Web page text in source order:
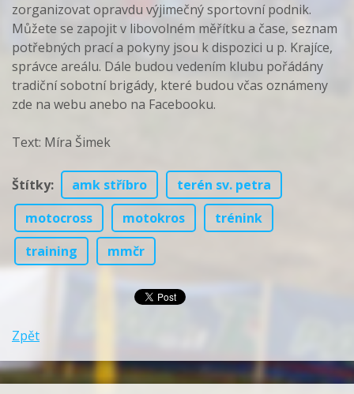
zorganizovat opravdu výjimečný sportovní podnik.
Můžete se zapojit v libovolném měřítku a čase, seznam
potřebných prací a pokyny jsou k dispozici u p. Krajíce,
správce areálu. Dále budou vedením klubu pořádány
tradiční sobotní brigády, které budou včas oznámeny
zde na webu anebo na Facebooku.
Text: Míra Šimek
Štítky: amk stříbro
terén sv. petra
motocross
motokros
trénink
training
mmčr
Zpět